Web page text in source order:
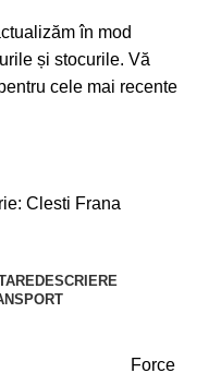
în mod
și stocurile. Vă
cele mai recente
Clesti Frana
DESCRIERE
Force